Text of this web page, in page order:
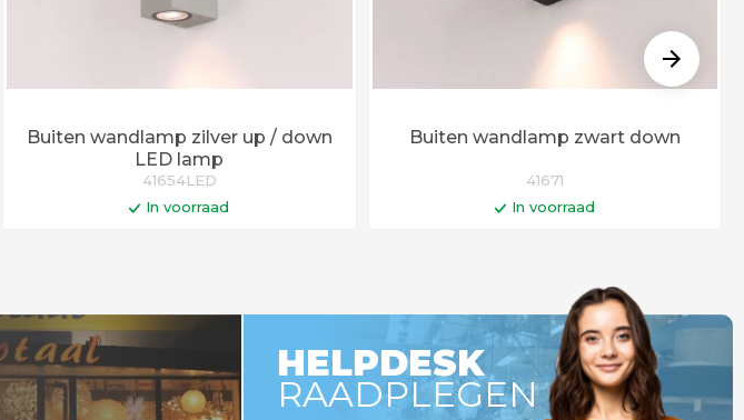
Buiten wandlamp zilver up / down
LED lamp
41654LED
In voorraad
Buiten wandlamp zwart down
41671
In voorraad
Op werkdagen voor 14:00 uur besteld =
vandaag verstuurd!
HELPDESK
RAADPLEGEN